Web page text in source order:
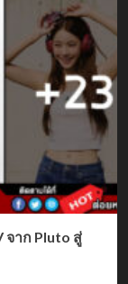
จาก Pluto สู่